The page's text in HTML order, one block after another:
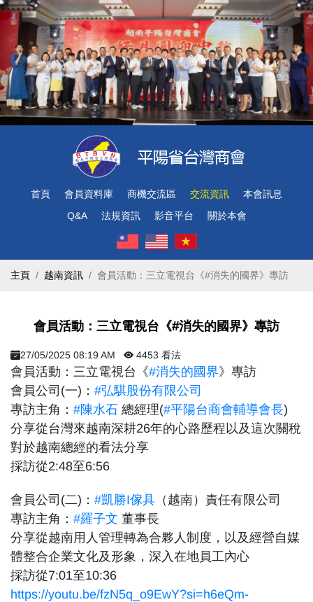
首頁 會員資料庫 商機交流區 交流資訊
本會訊息
Q&A
法規資訊 影音平台 關於本會
主頁 越南資訊 會員活動：三立電視台《#消失的國界》專訪
會員活動：三立電視台《#消失的國界》專訪
27/05/2025 08:19 AM 4453 看法
會員活動：三立電視台《#消失的國界》專訪
會員公司(一)： #弘騏股份有限公司
專訪主角： #陳水石 總經理(#平陽台商會輔導會長)
分享從台灣來越南深耕26年的心路歷程以及這次關稅
對於越南總經的看法分享
採訪從2:48至6:56
會員公司(二)： #凱勝I傢具 （越南）責任有限公司
專訪主角： #羅子文 董事長
分享從越南用人管理轉為合夥人制度，以及經營自媒
體整合企業文化及形象，深入在地員工內心
採訪從7:01至10:36
https://youtu.be/fzN5q_o9EwY?si=h6eQm-